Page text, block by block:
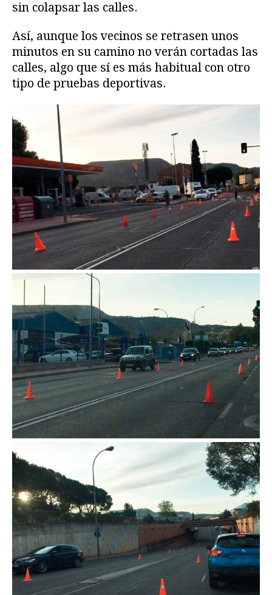
sin colapsar las calles.
Así, aunque los vecinos se retrasen unos
minutos en su camino no verán cortadas las
calles, algo que sí es más habitual con otro
tipo de pruebas deportivas.